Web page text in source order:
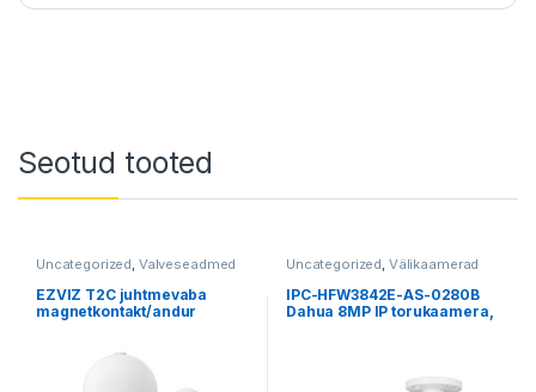
Seotud tooted
Uncategorized, Valveseadmed
EZVIZ T2C juhtmevaba
magnetkontakt/andur
Uncategorized, Välikaamerad
IPC-HFW3842E-AS-0280B
Dahua 8MP IP torukaamera,